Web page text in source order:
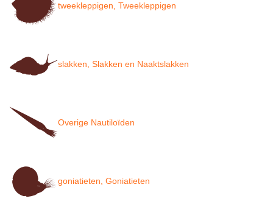
tweekleppigen, Tweekleppigen
slakken, Slakken en Naaktslakken
Overige Nautiloïden
goniatieten, Goniatieten